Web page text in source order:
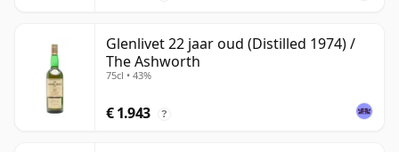
Glenlivet 22 jaar oud (Distilled 1974) /
The Ashworth
75cl • 43%
€ 1.943 ?